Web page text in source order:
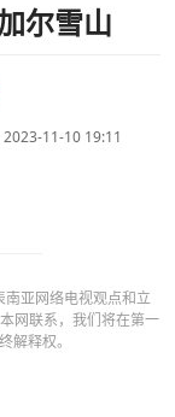
尔雪山
11-10 19:11
亚网络电视观点和立
网联系，我们将在第一
解释权。